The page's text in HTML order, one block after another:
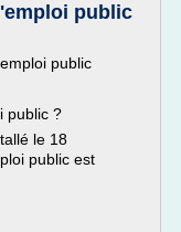
public
public
public ?
le 18
public est